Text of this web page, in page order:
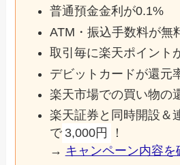
普通預金金利が0.1%
ATM・振込手数料が無
取引毎に楽天ポイント
デビットカードが還元
楽天市場での買い物の
楽天証券と同時開設＆
で 3,000円
！
→ キャンペーン内容を